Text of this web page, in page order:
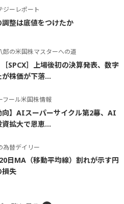
ジーレポート
整は底値をつけたか
郎の米国株マスターへの道
SPCX］上場後初の決算発表、数字
株価が下落...
フール米国株情報
向】AIスーパーサイクル第2幕、AI
拡大で恩恵...
為替デイリー
日MA（移動平均線）割れが示す円
損失